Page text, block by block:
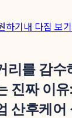
하기내 다짐 보기
리를 감수
진짜 이
산후케어